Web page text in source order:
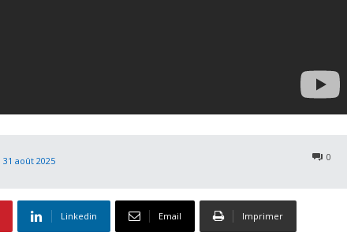
0
31 août 2025
Linkedin Email Imprimer